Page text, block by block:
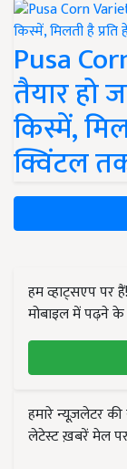
Pusa
तैयार हो
किस्में,
क्विंटल
हम व्हाट्सएप पर
मोबाइल में पढ़ने के
हमारे न्यूज़लेटर
लेटेस्ट ख़बरें मेल